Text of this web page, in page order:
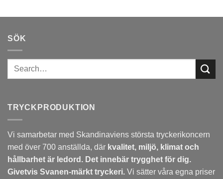
SÖK
TRYCKPRODUKTION
Vi samarbetar med Skandinaviens största tryckerikoncern
med över 700 anställda, där kvalitet, miljö, klimat och
hållbarhet är ledord. Det innebär trygghet för dig.
Givetvis Svanen-märkt tryckeri. Vi sätter våra egna priser